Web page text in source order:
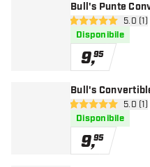
Bull's Punte
apri
5 stelle di 5.0 (1)
Disponibile
9,95
Bull's
apri
5 stelle di 5.0 (1)
Disponibile
9,95